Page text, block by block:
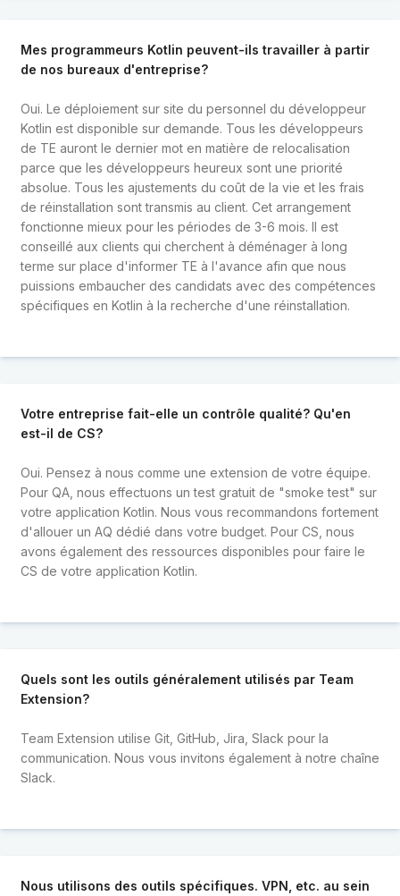
Mes programmeurs Kotlin peuvent-ils travailler à partir
de nos bureaux d'entreprise?
Oui. Le déploiement sur site du personnel du développeur
Kotlin est disponible sur demande. Tous les développeurs
de TE auront le dernier mot en matière de relocalisation
parce que les développeurs heureux sont une priorité
absolue. Tous les ajustements du coût de la vie et les frais
de réinstallation sont transmis au client. Cet arrangement
fonctionne mieux pour les périodes de 3-6 mois. Il est
conseillé aux clients qui cherchent à déménager à long
terme sur place d'informer TE à l'avance afin que nous
puissions embaucher des candidats avec des compétences
spécifiques en Kotlin à la recherche d'une réinstallation.
Votre entreprise fait-elle un contrôle qualité? Qu'en
est-il de CS?
Oui. Pensez à nous comme une extension de votre équipe.
Pour QA, nous effectuons un test gratuit de "smoke test" sur
votre application Kotlin. Nous vous recommandons fortement
d'allouer un AQ dédié dans votre budget. Pour CS, nous
avons également des ressources disponibles pour faire le
CS de votre application Kotlin.
Quels sont les outils généralement utilisés par Team
Extension?
Team Extension utilise Git, GitHub, Jira, Slack pour la
communication. Nous vous invitons également à notre chaîne
Slack.
Nous utilisons des outils spécifiques. VPN, etc. au sein